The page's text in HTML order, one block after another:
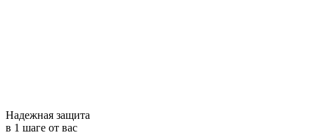
Надежная защита
в 1 шаге от вас